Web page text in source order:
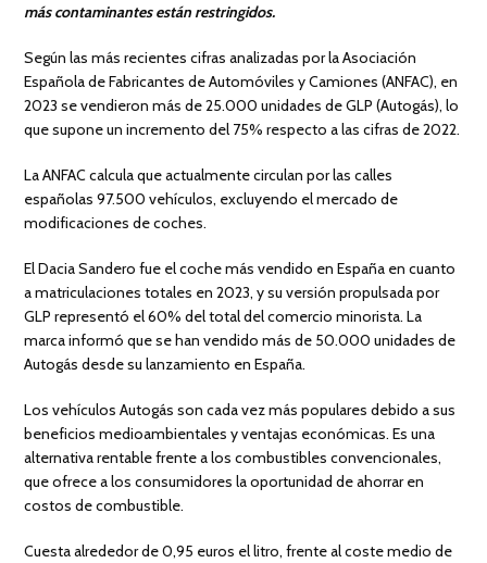
más contaminantes están restringidos.
Según las más recientes cifras analizadas por la Asociación
Española de Fabricantes de Automóviles y Camiones (ANFAC), en
2023 se vendieron más de 25.000 unidades de GLP (Autogás), lo
que supone un incremento del 75% respecto a las cifras de 2022.
La ANFAC calcula que actualmente circulan por las calles
españolas 97.500 vehículos, excluyendo el mercado de
modificaciones de coches.
El Dacia Sandero fue el coche más vendido en España en cuanto
a matriculaciones totales en 2023, y su versión propulsada por
GLP representó el 60% del total del comercio minorista. La
marca informó que se han vendido más de 50.000 unidades de
Autogás desde su lanzamiento en España.
Los vehículos Autogás son cada vez más populares debido a sus
beneficios medioambientales y ventajas económicas. Es una
alternativa rentable frente a los combustibles convencionales,
que ofrece a los consumidores la oportunidad de ahorrar en
costos de combustible.
Cuesta alrededor de 0,95 euros el litro, frente al coste medio de